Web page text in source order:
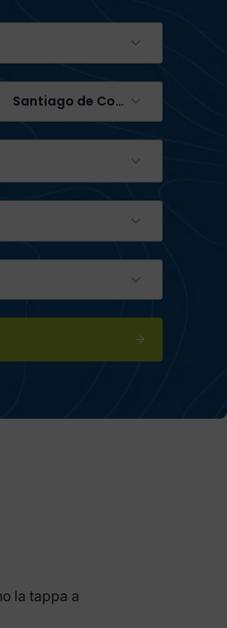
Santiago de Compostela
la tappa a